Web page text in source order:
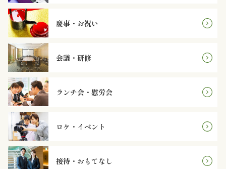
一
品・
オ
プ
シ
ョ
ン
慶事・お祝い
会議・研修
ランチ会・慰労会
ロケ・イベント
接待・おもてなし